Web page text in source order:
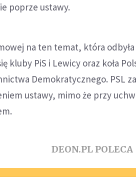
poprze ustawy.
na ten temat, która
kluby PiS i Lewicy oraz koła
Demokratycznego. PSL
ustawy, mimo że przy
DEON.PL POLECA